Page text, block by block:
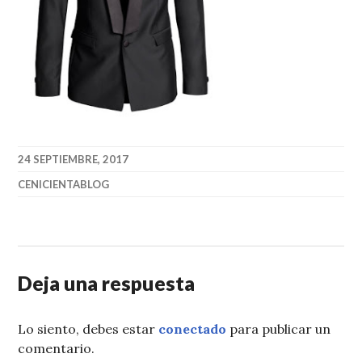
24 SEPTIEMBRE, 2017
CENICIENTABLOG
Deja una respuesta
Lo siento, debes estar conectado para publicar un
comentario.